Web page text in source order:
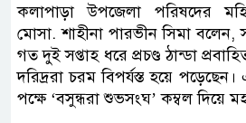
কলাপাড়া উপজেলা পরিষদের
মোসা. শাহীনা পারভীন সিমা বলেন,
গত দুই সপ্তাহ ধরে প্রচণ্ড ঠান্ডা
দরিদ্ররা চরম বিপর্যস্ত হয়ে
পক্ষে ‘বসুন্ধরা শুভসংঘ’ কম্বল দিয়ে